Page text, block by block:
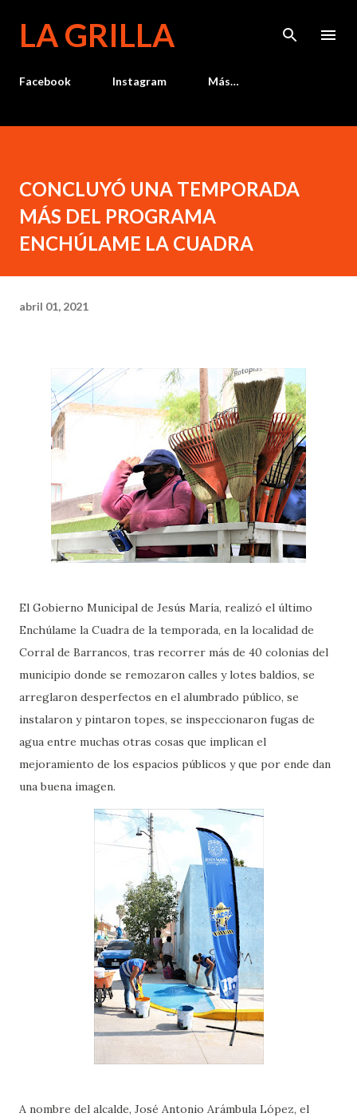
LA GRILLA
Facebook Instagram Más…
CONCLUYÓ UNA TEMPORADA
MÁS DEL PROGRAMA
ENCHÚLAME LA CUADRA
abril 01, 2021
El Gobierno Municipal de Jesús María, realizó el último
Enchúlame la Cuadra de la temporada, en la localidad de
Corral de Barrancos, tras recorrer más de 40 colonias del
municipio donde se remozaron calles y lotes baldíos, se
arreglaron desperfectos en el alumbrado público, se
instalaron y pintaron topes, se inspeccionaron fugas de
agua entre muchas otras cosas que implican el
mejoramiento de los espacios públicos y que por ende dan
una buena imagen.
A nombre del alcalde, José Antonio Arámbula López, el